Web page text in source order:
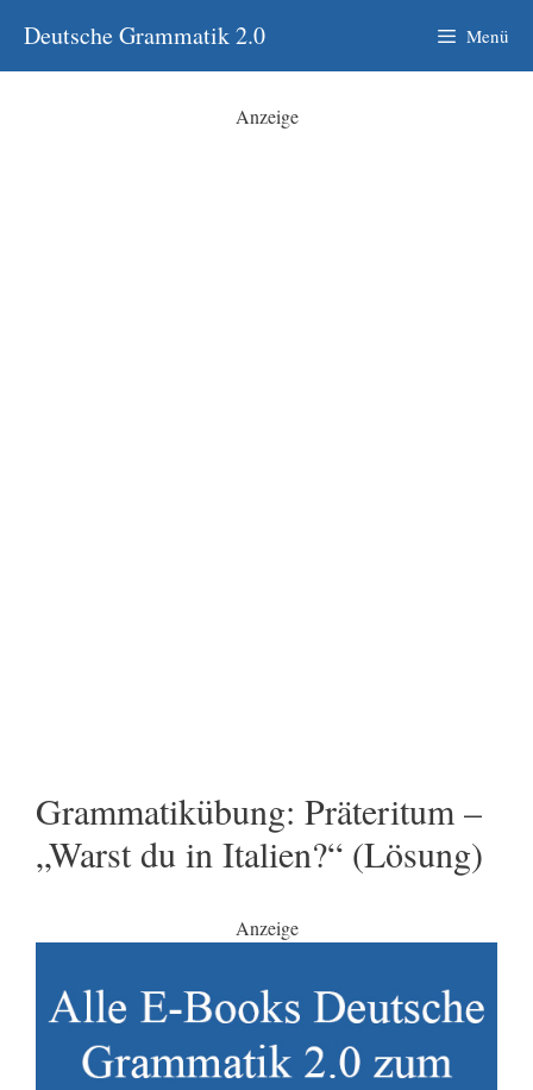
Inhalt
springen
Deutsche Grammatik 2.0 Menü
Anzeige
Grammatikübung: Präteritum –
„Warst du in Italien?“ (Lösung)
Anzeige